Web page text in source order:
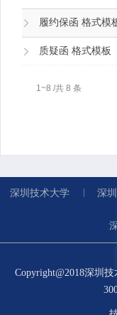
履约保函 格式模
质疑函 格式模板
1~8 /共 8 条
深圳技术大学 深
Copyright@2018深圳